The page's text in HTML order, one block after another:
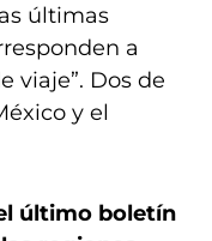
últimas
a
viaje”. Dos de
y el
último boletín